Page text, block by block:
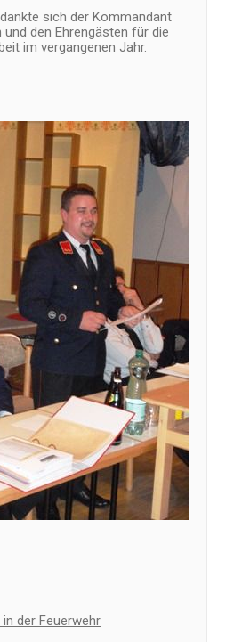
sich der Kommandant
und den Ehrengästen für die
im vergangenen Jahr.
der Feuerwehr